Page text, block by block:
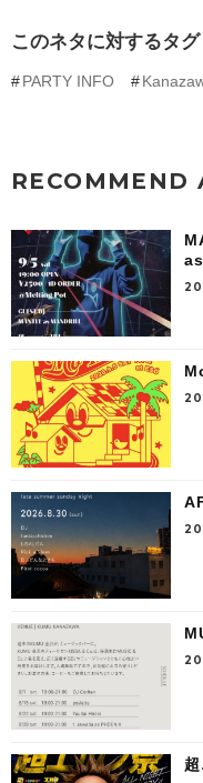
このネタに対するタグ
PARTY INFO
RECOMMEND